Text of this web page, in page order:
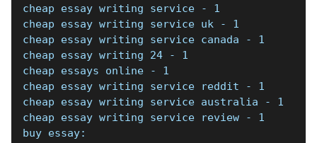
cheap essay writing service - 1
cheap essay writing service uk - 1
cheap essay writing service canada - 1
cheap essay writing 24 - 1
cheap essays online - 1
cheap essay writing service reddit - 1
cheap essay writing service australia - 1
cheap essay writing service review - 1
buy essay: